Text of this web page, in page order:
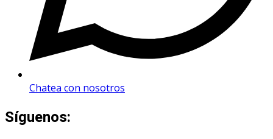
Chatea con nosotros
Síguenos: